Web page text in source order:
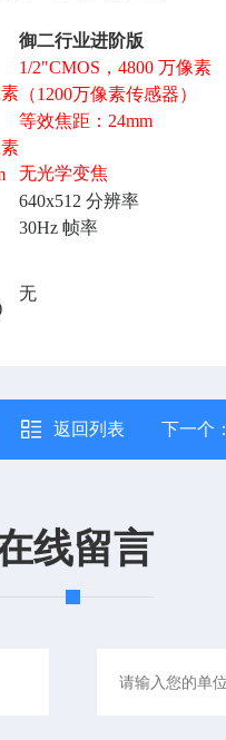
御二行业进阶版
1/2"CMOS，4800 万像素
（1200万像素传感器）
等效焦距：24mm
无光学变焦
640x512 分辨率
30Hz 帧率
无
返回列表 下一个：
线留言